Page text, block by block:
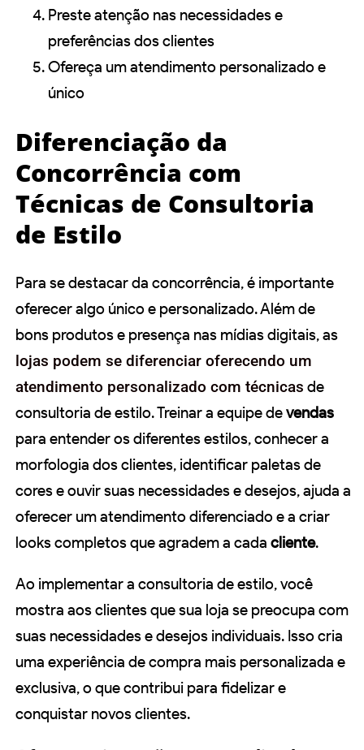
Preste atenção nas necessidades e
preferências dos clientes
Ofereça um atendimento personalizado e
único
Diferenciação da
Concorrência com
Técnicas de Consultoria
de Estilo
Para se destacar da concorrência, é importante
oferecer algo único e personalizado. Além de
bons produtos e presença nas mídias digitais, as
lojas podem se diferenciar oferecendo um
atendimento personalizado com técnicas de
consultoria de estilo. Treinar a equipe devendas
para entender os diferentes estilos, conhecer a
morfologia dos clientes, identificar paletas de
cores e ouvir suas necessidades e desejos, ajuda a
oferecer um atendimento diferenciado e a criar
looks completos que agradem a cada cliente.
Ao implementar a consultoria de estilo, você
mostra aos clientes que sua loja se preocupa com
suas necessidades e desejos individuais. Isso cria
uma experiência de compra mais personalizada e
exclusiva, o que contribui para fidelizar e
conquistar novos clientes.